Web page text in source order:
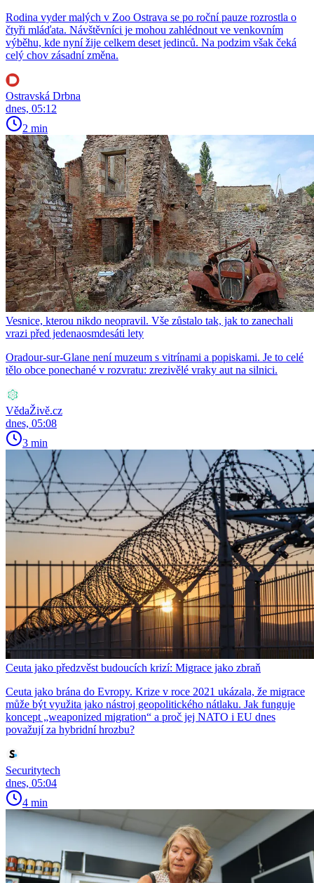
Rodina vyder malých v Zoo Ostrava se po roční pauze rozrostla o
čtyři mláďata. Návštěvníci je mohou zahlédnout ve venkovním
výběhu, kde nyní žije celkem deset jedinců. Na podzim však čeká
celý chov zásadní změna.
Ostravská Drbna
dnes, 05:12
2 min
Vesnice, kterou nikdo neopravil. Vše zůstalo tak, jak to zanechali
vrazi před jedenaosmdesáti lety
Oradour-sur-Glane není muzeum s vitrínami a popiskami. Je to celé
tělo obce ponechané v rozvratu: zrezivělé vraky aut na silnici.
VědaŽivě.cz
dnes, 05:08
3 min
Ceuta jako předzvěst budoucích krizí: Migrace jako zbraň
Ceuta jako brána do Evropy. Krize v roce 2021 ukázala, že migrace
může být využita jako nástroj geopolitického nátlaku. Jak funguje
koncept „weaponized migration“ a proč jej NATO i EU dnes
považují za hybridní hrozbu?
Securitytech
dnes, 05:04
4 min